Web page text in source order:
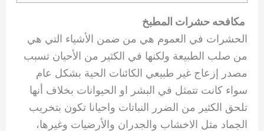
مكافحه حشرات المطبخ
الحشرات في العموم هي من ضمن الأشياء التي هي
من صلب الطبيعة ولكنها في الكثير من الأحيان تسبب
مصدر إزعاج غير طبيعي الكائنات الحية بشكل عام
سواء كانت تتمثل في البشر او الحيوانات بخلاف أنها
تلحق الكثير من الضرر النباتات واحيانا تكون بتخريب
الجماد مثل الاخشاب والجدران والأرضيات وغيرها،